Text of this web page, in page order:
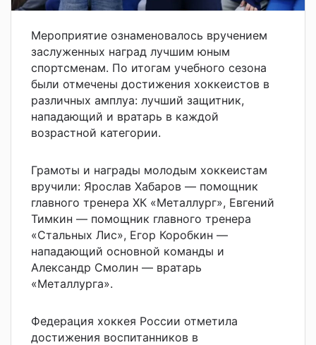
Мероприятие ознаменовалось вручением
заслуженных наград лучшим юным
спортсменам. По итогам учебного сезона
были отмечены достижения хоккеистов в
различных амплуа: лучший защитник,
нападающий и вратарь в каждой
возрастной категории.
Грамоты и награды молодым хоккеистам
вручили: Ярослав Хабаров — помощник
главного тренера ХК «Металлург», Евгений
Тимкин — помощник главного тренера
«Стальных Лис», Егор Коробкин —
нападающий основной команды и
Александр Смолин — вратарь
«Металлурга».
Федерация хоккея России отметила
достижения воспитанников в